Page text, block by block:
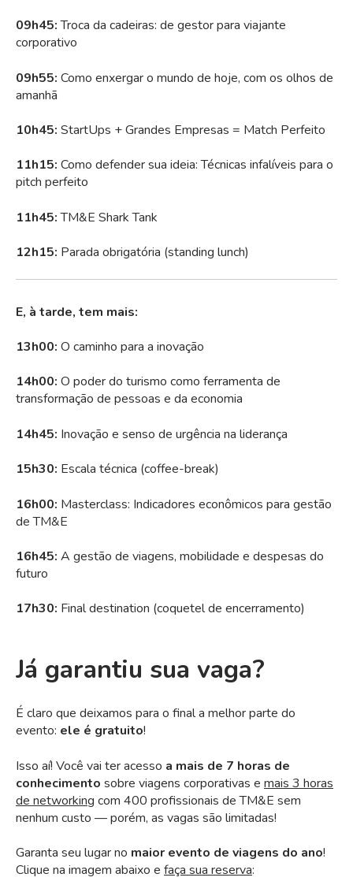
09h45:Troca da cadeiras: de gestor para viajante
corporativo
09h55: Como enxergar o mundo de hoje, com os olhos de
amanhã
10h45: StartUps + Grandes Empresas = Match Perfeito
11h15: Como defender sua ideia: Técnicas infalíveis para o
pitch perfeito
11h45:TM&E Shark Tank
12h15: Parada obrigatória (standing lunch)
E, à tarde, tem mais:
13h00: O caminho para a inovação
14h00: O poder do turismo como ferramenta de
transformação de pessoas e da economia
14h45: Inovação e senso de urgência na liderança
15h30: Escala técnica (coffee-break)
16h00: Masterclass: Indicadores econômicos para gestão
de TM&E
16h45: A gestão de viagens, mobilidade e despesas do
futuro
17h30: Final destination (coquetel de encerramento)
Já garantiu sua vaga?
É claro que deixamos para o final a melhor parte do
evento: ele é gratuito!
Isso aí! Você vai ter acesso a mais de 7 horas de
conhecimento sobre viagens corporativas e mais 3 horas
de networking com 400 profissionais de TM&E sem
nenhum custo — porém, as vagas são limitadas!
Garanta seu lugar no maior evento de viagens do ano!
Clique na imagem abaixo e faça sua reserva: